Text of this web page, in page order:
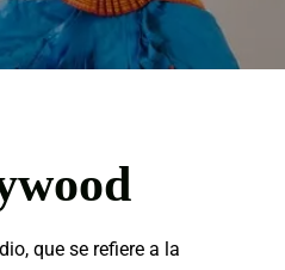
que se refiere a la